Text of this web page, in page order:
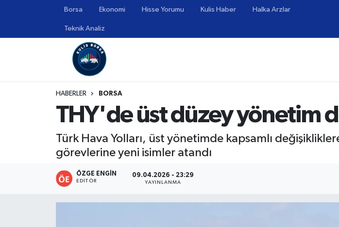
Borsa Ekonomi Hisse Yorumu Kulis Haber Halka Arzlar
Teknik Analiz
HABERLER BORSA
THY'de üst düzey yönetim
Türk Hava Yolları, üst yönetimde kapsamlı
görevlerine yeni isimler atandı
ÖZGE ENGIN
EDITÖR
09.04.2026 - 23:29
YAYINLANMA
Borsa
Hisse Yorumu
Halka Arzlar
Ekonomi
Hava Durumu
Trafik Durumu
Tüm Manşetler
Son Dakika Haberleri
Haber Arşivi